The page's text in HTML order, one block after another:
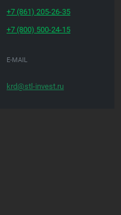
+7 (861)205-26-35
+7 (800) 500-24-15
E-MAIL
krd@stl-invest.ru